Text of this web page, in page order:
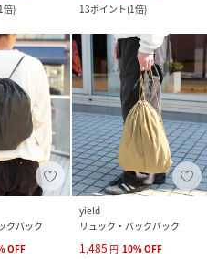
1倍)
13ポイント(1倍)
クパック
OFF
yield
リュック・バックパック
1,485 円 10%OFF